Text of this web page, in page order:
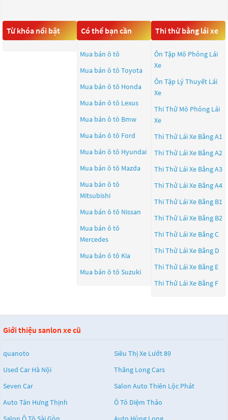
Từ khóa nổi bật Có thể bạn cần
Mua bán ô tô
Mua bán ô tô Toyota
Mua bán ô tô Honda
Mua bán ô tô Lexus
Mua bán ô tô Bmw
Mua bán ô tô Ford
Mua bán ô tô Hyundai
Mua bán ô tô Mazda
Mua bán ô tô
Mitsubishi
Mua bán ô tô Nissan
Mua bán ô tô
Mercedes
Mua bán ô tô Kia
Mua bán ô tô Suzuki
Thi thử bằng lái xe
Ôn Tập Mô Phỏng Lái
Xe
Ôn Tập Lý Thuyết Lái
Xe
Thi Thử Mô Phỏng Lái
Xe
Thi Thử Lái Xe Bằng A1
Thi Thử Lái Xe Bằng A2
Thi Thử Lái Xe Bằng A3
Thi Thử Lái Xe Bằng A4
Thi Thử Lái Xe Bằng B1
Thi Thử Lái Xe Bằng B2
Thi Thử Lái Xe Bằng C
Thi Thử Lái Xe Bằng D
Thi Thử Lái Xe Bằng E
Thi Thử Lái Xe Bằng F
Giới thiệu sanlon xe cũ
quanoto
Siêu Thị Xe Lướt 89
Used Car Hà Nội
Thăng Long Cars
Seven Car
Salon Auto Thiên Lộc Phát
Auto Tân Hưng Thịnh
Ô Tô Diệm Thảo